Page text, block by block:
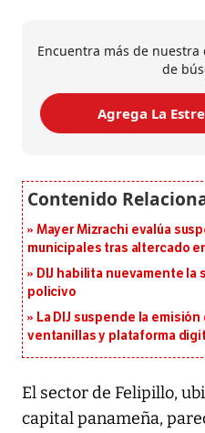
Encuentra más de
de
Agrega La
Mayer Mizrachi evalúa
municipales tras altercado
DIJ habilita nuevamente
policivo
La DIJ suspende la
ventanillas y plataforma
El sector de Felipillo,
capital panameña,